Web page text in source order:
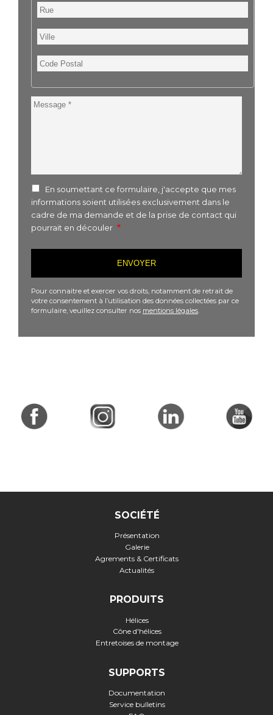
Rue
Ville
Code
Postal
Message
En soumettant ce formulaire, j'accepte que mes
informations soient utilisées exclusivement dans le
cadre de ma demande et de la prise de contact qui
pourrait en découler
Pour connaitre et exercer vos droits, notamment de retrait de
votre consentement à l’utilisation des données collectées par ce
formulaire, veuillez consulter nos mentions légales.
SOCIÉTÉ
Présentation
Galerie
Agrements & Certificats
Actualités
PRODUITS
Hélices
Cône d'hélices
Entretoises de montage
SUPPORTS
Documentation
Service bulletins